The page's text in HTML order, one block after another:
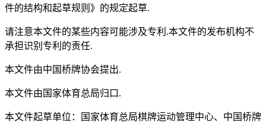
件的结构和起草规则》的规定起草.
请注意本文件的某些内容可能涉及专利.本文件的发布机构不
承担识别专利的责任.
本文件由中国桥牌协会提出.
本文件由国家体育总局归口.
本文件起草单位：国家体育总局棋牌运动管理中心、中国桥牌